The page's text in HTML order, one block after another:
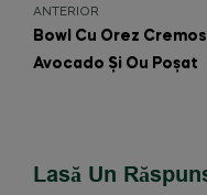
ANTERIOR
Bowl Cu Orez
Avocado Și Ou Poșat
Lasă Un